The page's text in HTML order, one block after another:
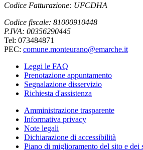
Codice Fatturazione: UFCDHA
Codice fiscale: 81000910448
P.IVA: 00356290445
Tel: 073484871
PEC: comune.monteurano@emarche.it
Leggi le FAQ
Prenotazione appuntamento
Segnalazione disservizio
Richiesta d'assistenza
Amministrazione trasparente
Informativa privacy
Note legali
Dichiarazione di accessibilità
Piano di miglioramento del sito e dei